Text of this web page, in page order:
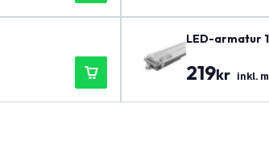
LED-armatur
219kr inkl.